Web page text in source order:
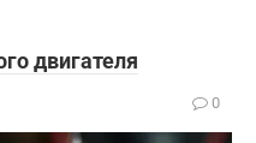
двигателя
0